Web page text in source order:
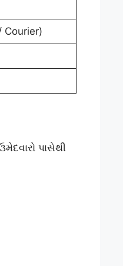
Courier)
પાસેથી